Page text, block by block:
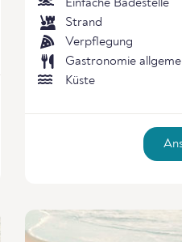
Einfache Badestelle
Strand
Verpflegung
Gastronomie
Küste